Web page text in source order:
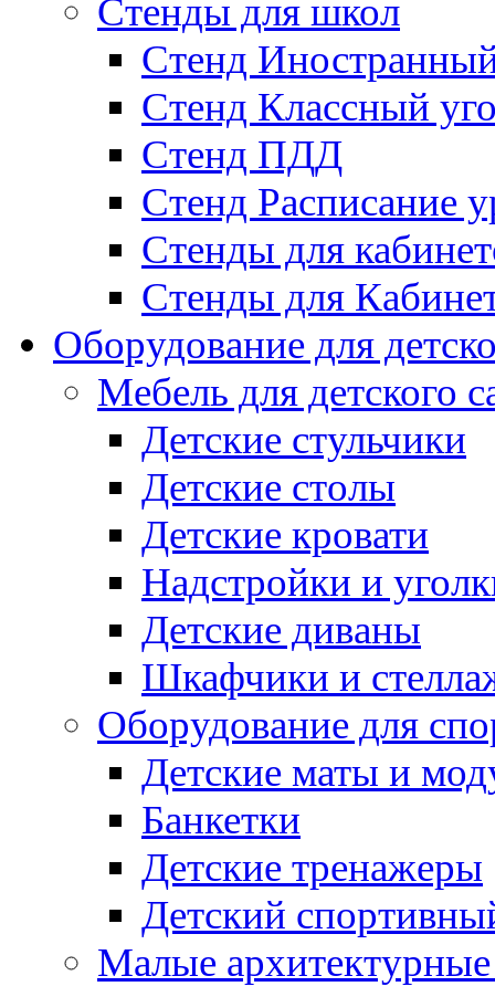
Стенды для школ
Стенд
Стенд Классный
Стенд ПДД
Стенд Расписание
Стенды для
Стенды для
Оборудование для
Мебель для детского
Детские стульчики
Детские столы
Детские кровати
Надстройки и
Детские диваны
Шкафчики и
Оборудование для
Детские маты и
Банкетки
Детские тренажеры
Детский
Малые